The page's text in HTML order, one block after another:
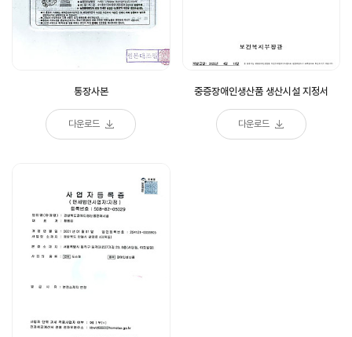
통장사본
다운로드
중증장애인생산품 생산시설 지정서
다운로드